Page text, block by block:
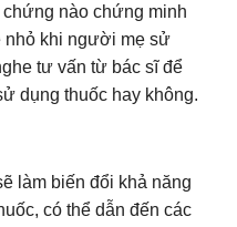
nào chứng minh
nhỏ khi người mẹ sử
tư vấn từ bác sĩ để
dụng thuốc hay không.
làm biến đổi khả năng
có thể dẫn đến các